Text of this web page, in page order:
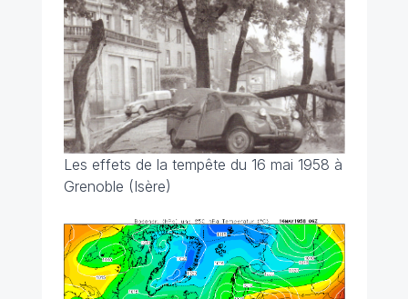
Les effets de la tempête du 16 mai 1958 à
Grenoble (Isère)